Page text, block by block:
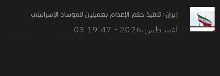
إيران: تنفيذ حكم الإعدام بعميلين للموساد الإسرائيلي
03 اغســطس.2026 - 19:47